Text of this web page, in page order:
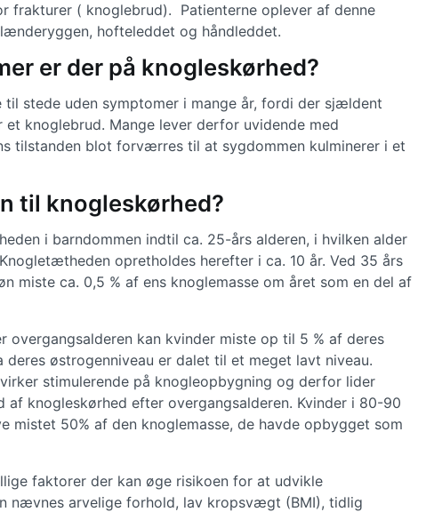
frakturer ( knoglebrud). Patienterne oplever af denne
hofteleddet og håndleddet.
er der på knogleskørhed?
stede uden symptomer i mange år, fordi der sjældent
knoglebrud. Mange lever derfor uvidende med
tilstanden blot forværres til at sygdommen kulminerer i et
til knogleskørhed?
i barndommen indtil ca. 25-års alderen, i hvilken alder
opretholdes herefter i ca. 10 år. Ved 35 års
miste ca. 0,5 % af ens knoglemasse om året som en del af
overgangsalderen kan kvinder miste op til 5 % af deres
deres østrogenniveau er dalet til et meget lavt niveau.
stimulerende på knogleopbygning og derfor lider
knogleskørhed efter overgangsalderen. Kvinder i 80-90
mistet 50% af den knoglemasse, de havde opbygget som
faktorer der kan øge risikoen for at udvikle
nævnes arvelige forhold, lav kropsvægt (BMI), tidlig